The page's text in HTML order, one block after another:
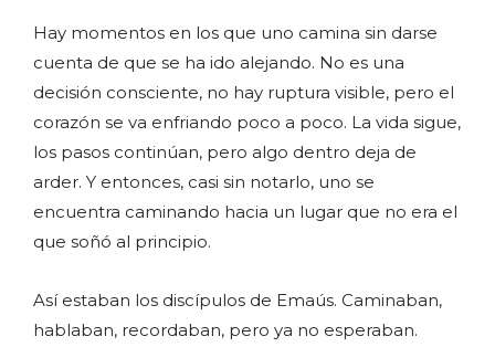
Hay momentos en los que uno camina sin darse
cuenta de que se ha ido alejando. No es una
decisión consciente, no hay ruptura visible, pero el
corazón se va enfriando poco a poco. La vida sigue,
los pasos continúan, pero algo dentro deja de
arder. Y entonces, casi sin notarlo, uno se
encuentra caminando hacia un lugar que no era el
que soñó al principio.
Así estaban los discípulos de Emaús. Caminaban,
hablaban, recordaban, pero ya no esperaban.